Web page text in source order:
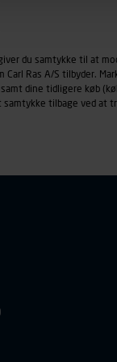
om
sider/indhold
mv.) samt de
du samtykke til at
Carl Ras A/S tilbyder.
dine tidligere køb
tilbage ved at